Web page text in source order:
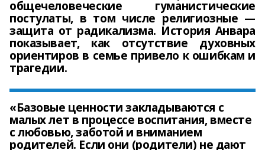
общечеловеческие гуманистические
постулаты, в том числе религиозные —
защита от радикализма. История Анвара
показывает, как отсутствие духовных
ориентиров в семье привело к ошибкам и
трагедии.
«Базовые ценности закладываются с
малых лет в процессе воспитания, вместе
с любовью, заботой и вниманием
родителей. Если они (родители) не дают